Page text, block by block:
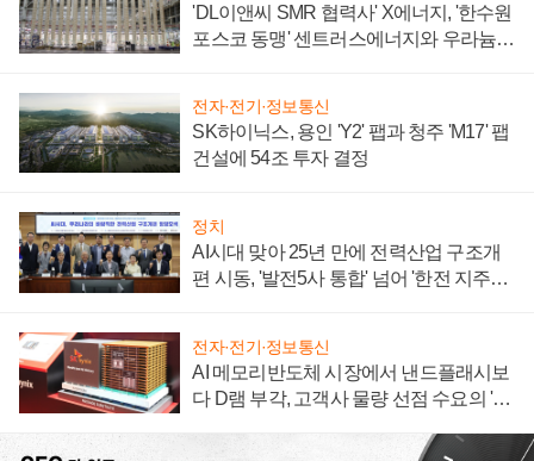
'DL이앤씨 SMR 협력사' X에너지, '한수원
포스코 동맹' 센트러스에너지와 우라늄
전자·전기·정보통신
SK하이닉스, 용인 'Y2' 팹과 청주 'M17' 팹
건설에 54조 투자 결정
정치
AI시대 맞아 25년 만에 전력산업 구조개
편 시동, '발전5사 통합' 넘어 '한전 지주사'
전자·전기·정보통신
AI 메모리반도체 시장에서 낸드플래시보
다 D램 부각, 고객사 물량 선점 수요의 '우